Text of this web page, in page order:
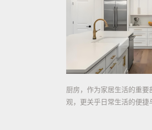
厨房，作为家居生活的重
观，更关乎日常生活的便捷